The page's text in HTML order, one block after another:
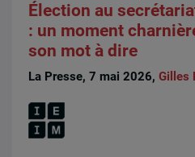
Élection au
: un moment
son mot à dire
La Presse, 7 mai 2026,Gilles